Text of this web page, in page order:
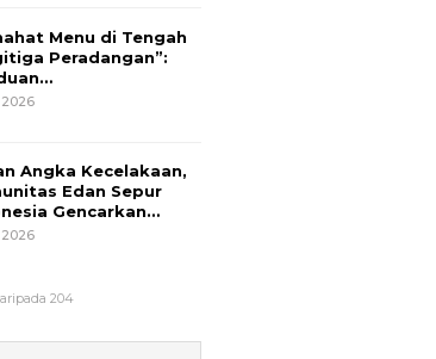
Menu di Tengah
Peradangan”:
2026
Angka Kecelakaan,
Edan Sepur
Gencarkan…
2026
204